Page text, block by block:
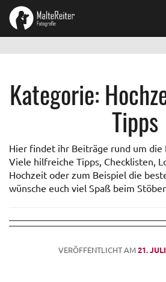
Kategorie:
Tipps
Hier findet ihr Beiträge rund um die
Viele hilfreiche Tipps, Checklisten,
Hochzeit oder zum Beispiel die
wünsche euch viel Spaß beim
VERÖFFENTLICHT AM21.